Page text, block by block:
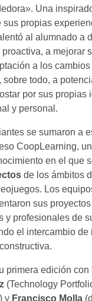
Una
sus propias
al alumnado a
a mejorar
a los
todo, a
por sus propias
y personal.
se sumaron a
CoopLearning,
en el que
de los ámbitos
Los
sus
y profesionales de
el intercambio de
primera edición
(Technology
y Francisco Molla